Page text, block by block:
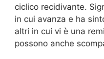
ciclico recidivante.
in cui avanza e ha
altri in cui vi è una
possono anche